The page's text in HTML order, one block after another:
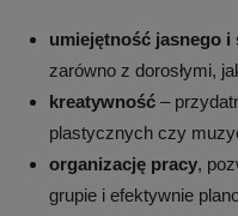
umiejętność jasnego
zarówno z dorosłymi,
kreatywność –
plastycznych czy
organizację pracy,
grupie i efektywnie